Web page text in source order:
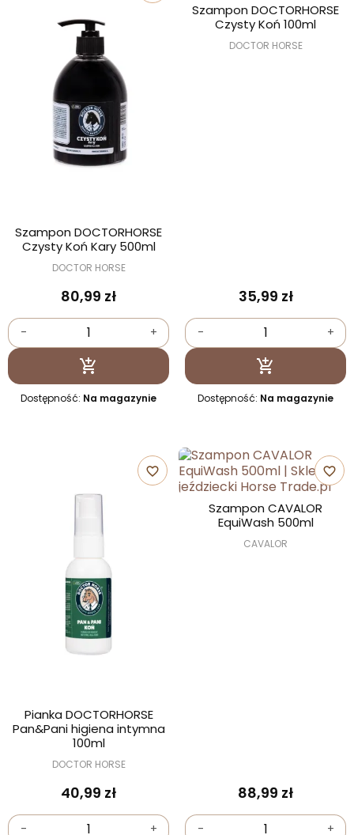
Szampon DOCTORHORSE
Czysty Koń Kary 500ml
DOCTOR HORSE
80,99 zł
- +
 Dodaj do koszyka
Dostępność: Na magazynie
Szampon DOCTORHORSE
Czysty Koń 100ml
DOCTOR HORSE
35,99 zł
- +
 Dodaj do
Dostępność: Na magazynie
favorite_border
Pianka DOCTORHORSE
Pan&Pani higiena intymna
100ml
DOCTOR HORSE
40,99 zł
- +
favorite_border
Szampon CAVALOR
EquiWash 500ml
CAVALOR
88,99 zł
- +